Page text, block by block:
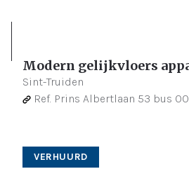
Sint-Truiden
Ref. Prins Albertlaan 53 bus
VERHUURD